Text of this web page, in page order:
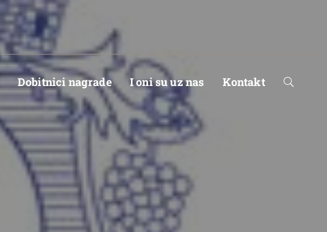
Dobitnici nagrade I oni su uz nas Kontakt